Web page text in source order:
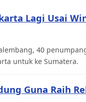
Lagi Usai
40
untuk ke Sumatera.
Guna Raih